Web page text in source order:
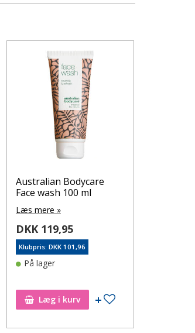
ønskeseddel
Australian Bodycare
Face wash 100 ml
Læs mere »
DKK 119,95
Klubpris: DKK 101,96
På lager
Læg i kurv Tilføj til ønskeseddel